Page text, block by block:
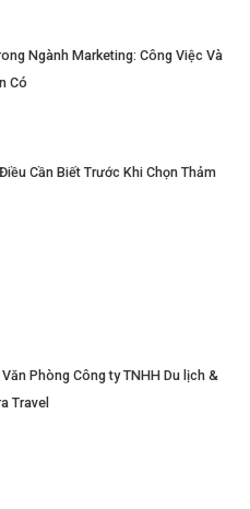
Ngành Marketing: Công Việc Và
Có
Cần Biết Trước Khi Chọn Thảm
Phòng Công ty TNHH Du lịch &
Travel